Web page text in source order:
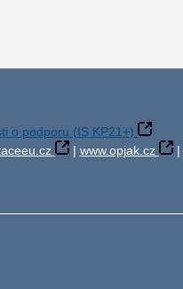
o podporu (IS KP21+)
| www.opjak.cz |